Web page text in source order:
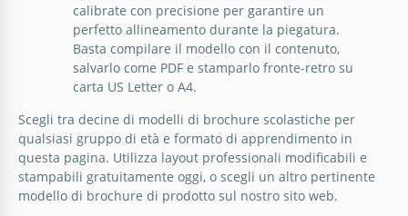
Brochure dei corsi di architettura
Stavi cercando modi aggiuntivi per promuovere i
tuoi corsi di architettura o la tua scuola? Offriamo il
nostro Modello di Brochure dei Corsi di Architettura
Google Slides
Google Slides
calibrate con precisione per garantire un
perfetto allineamento durante la piegatura.
Basta compilare il modello con il contenuto,
salvarlo come PDF e stamparlo fronte-retro su
carta US Letter o A4.
Scegli tra decine di modelli di brochure scolastiche per
qualsiasi gruppo di età e formato di apprendimento in
questa pagina. Utilizza layout professionali modificabili e
stampabili gratuitamente oggi, o scegli un altro pertinente
modello di brochure di prodotto sul nostro sito web.